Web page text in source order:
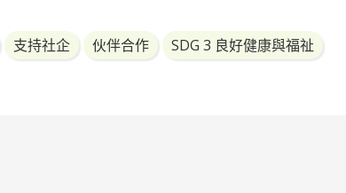
支持社企 伙伴合作
SDG 3 良好健康與福祉